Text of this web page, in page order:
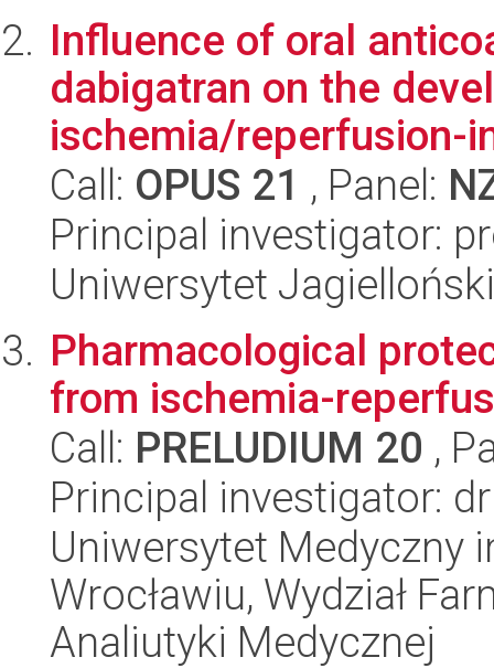
Influence of oral
dabigatran on the
ischemia/reperfusion-
Call: OPUS 21 , Panel:
Principal investigator:
Uniwersytet
Pharmacological
from ischemia-
Call: PRELUDIUM 20 ,
Principal investigator:
Uniwersytet Medyczny
Wrocławiu, Wydział
Analiutyki Medycznej